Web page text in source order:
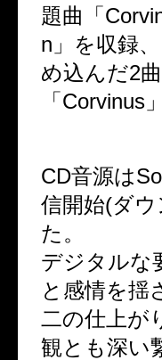
題曲「
n」を収録
め込んだ2
「Corvinus
CD音源は
信開始(ダ
た。
デジタルな
と感情を揺
二の仕上が
観とも深い